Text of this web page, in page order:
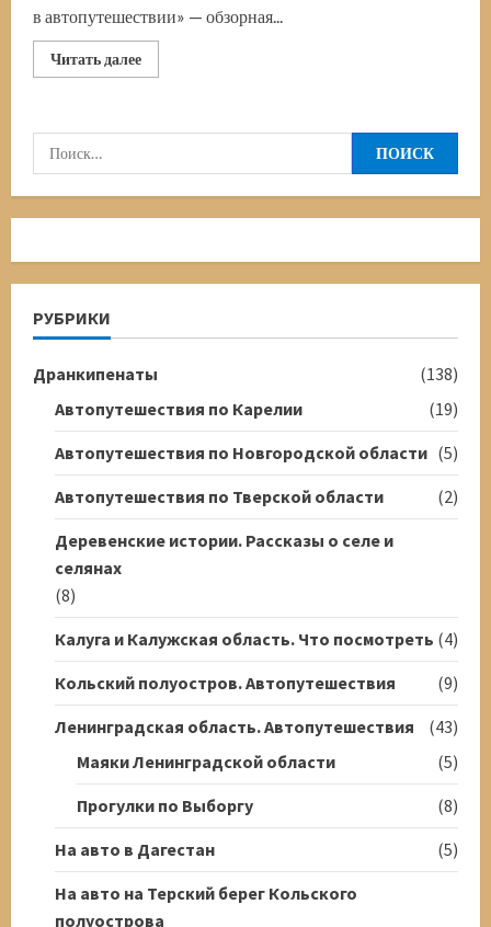
в автопутешествии» — обзорная...
Читать далееПрочитать
больше
жилья
Найти:
РУБРИКИ
Дранкипенаты
(138)
Автопутешествия по Карелии
(19)
Автопутешествия по Новгородской области (5)
Автопутешествия по Тверской области
(2)
Деревенские истории. Рассказы о селе и
селянах
(8)
Калуга и Калужская область. Что посмотреть (4)
Кольский полуостров. Автопутешествия
(9)
Ленинградская область. Автопутешествия
(43)
Маяки Ленинградской области
(5)
Прогулки по Выборгу
(8)
На авто в Дагестан
(5)
На авто на Терский берег Кольского
полуострова